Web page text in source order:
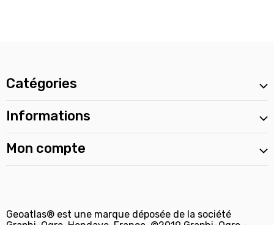
Catégories
Informations
Mon compte
Geoatlas® est une marque déposée de la société